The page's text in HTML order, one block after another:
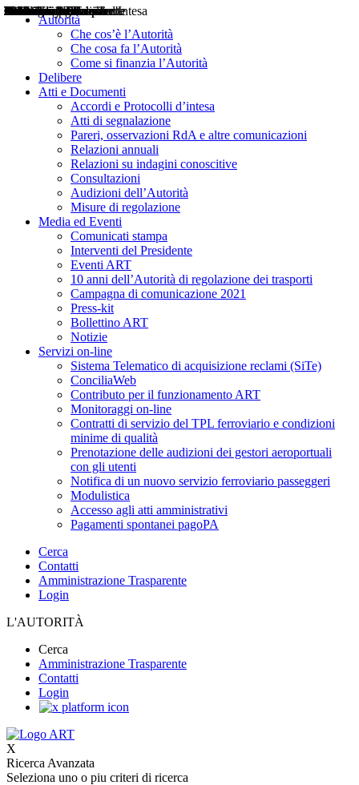
Autorità
Che cos’è l’Autorità
Che cosa fa l’Autorità
Come si finanzia l’Autorità
Delibere
Atti e Documenti
Accordi e Protocolli d’intesa
Atti di segnalazione
Pareri, osservazioni RdA e altre comunicazioni
Relazioni annuali
Relazioni su indagini conoscitive
Consultazioni
Audizioni dell’Autorità
Misure di regolazione
Media ed Eventi
Comunicati stampa
Interventi del Presidente
Eventi ART
10 anni dell’Autorità di regolazione dei trasporti
Campagna di comunicazione 2021
Press-kit
Bollettino ART
Notizie
Servizi on-line
Sistema Telematico di acquisizione reclami (SiTe)
ConciliaWeb
Contributo per il funzionamento ART
Monitoraggi on-line
Contratti di servizio del TPL ferroviario e condizioni
minime di qualità
Prenotazione delle audizioni dei gestori aeroportuali
con gli utenti
Notifica di un nuovo servizio ferroviario passeggeri
Modulistica
Accesso agli atti amministrativi
Pagamenti spontanei pagoPA
Cerca
Contatti
Amministrazione Trasparente
Login
L'AUTORITÀ
Cerca
Amministrazione Trasparente
Contatti
Login
X
Ricerca Avanzata
Seleziona uno o piu criteri di ricerca
Delibere
Pareri
Consultazioni
Audizioni
Atti di Segnalazione
Accordi e Protocolli d'Intesa
Relazioni annuali
Misure di regolazione
Notizie
Comunicati Stampa
Bollettini ART
Convegni ART
Interviste del Presidente
Articoli in primo piano
Interventi del Presidente
2004
2005
2010
2013
2014
2015
2016
2017
2018
2019
202
2020
2021
2022
2023
2024
2025
2026
Aereo
Marittimo
Terrestre